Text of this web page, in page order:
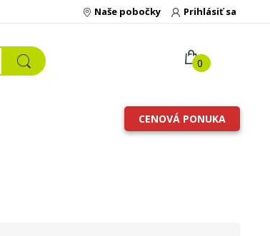
Prihlásiť sa
Naše pobočky
0
CENOVÁ PONUKA